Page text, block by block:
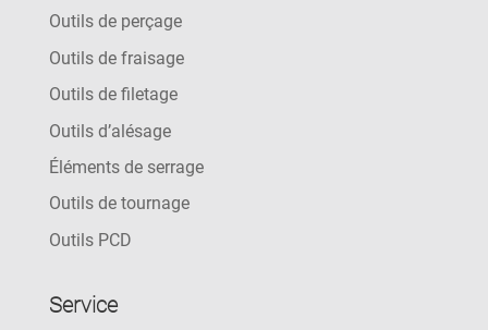
Outils de perçage
Outils de fraisage
Outils de filetage
Outils d’alésage
Éléments de serrage
Outils de tournage
Outils PCD
Service